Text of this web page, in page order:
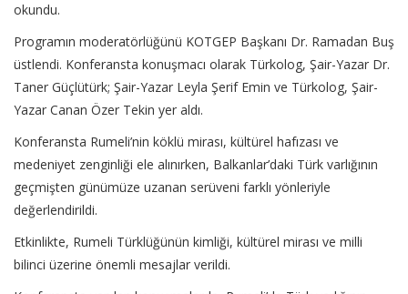
okundu.
Programın moderatörlüğünü KOTGEP Başkanı Dr. Ramadan Buş
üstlendi. Konferansta konuşmacı olarak Türkolog, Şair-Yazar Dr.
Taner Güçlütürk; Şair-Yazar Leyla Şerif Emin ve Türkolog, Şair-
Yazar Canan Özer Tekin yer aldı.
Konferansta Rumeli’nin köklü mirası, kültürel hafızası ve
medeniyet zenginliği ele alınırken, Balkanlar’daki Türk varlığının
geçmişten günümüze uzanan serüveni farklı yönleriyle
değerlendirildi.
Etkinlikte, Rumeli Türklüğünün kimliği, kültürel mirası ve milli
bilinci üzerine önemli mesajlar verildi.